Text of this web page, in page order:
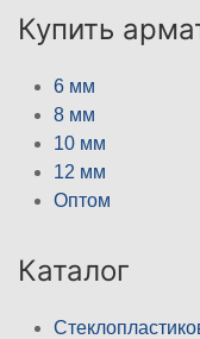
Купить
6 мм
8 мм
10 мм
12 мм
Оптом
Каталог